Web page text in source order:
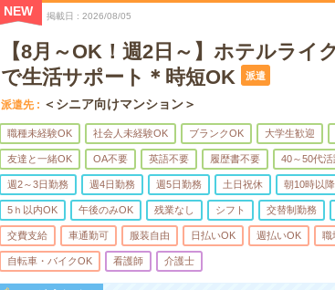
NEW 掲載日 2026/08/05
【8月～OK！週2日～】ホテルライ
で生活サポート＊時短OK
派遣
派遣先 ＜シニア向けマンション＞
職種未経験OK 社会人未経験OK ブランクOK 大学生歓迎
友達と一緒OK OA不要 英語不要 履歴書不要 40～50代活
週2～3日勤務 週4日勤務 週5日勤務 土日祝休 朝10時以
5ｈ以内OK 午後のみOK 残業なし シフト 交替制勤務
交費支給 車通勤可 服装自由 日払いOK 週払いOK 職
自転車・バイクOK 看護師 介護士